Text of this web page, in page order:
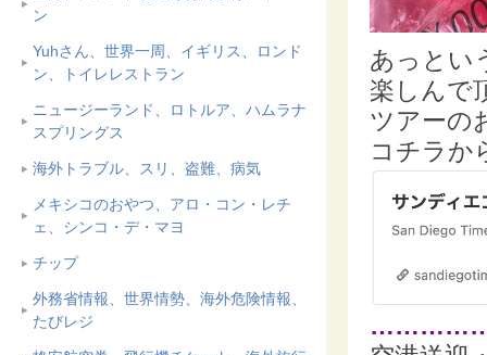
ン
Yuhさん、世界一周、イギリス、ロンド
ン、トイレレストラン
ニュージーランド、ロトルア、ハムラナ
スプリングス
海外トラブル、スリ、盗難、病気
メキシコのおやつ、アロ・コン・レチ
ェ、シンコ・デ・マヨ
チップ
外務省情報、世界情勢、海外危険情報、
たびレジ
あっとい
楽しんで
ツアーの
コチラか